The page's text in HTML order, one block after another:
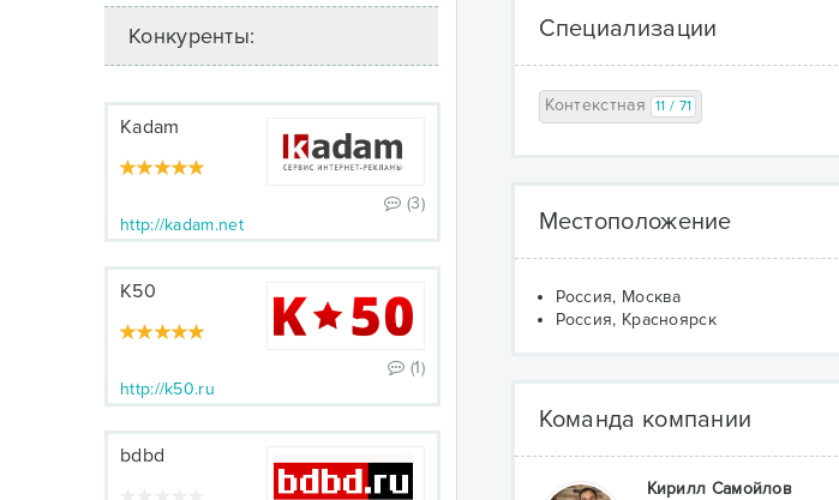
Конкуренты:
Kadam
(3)
http://kadam.net
К50
(1)
http://k50.ru
bdbd
Специализации
Контекстная 11 / 71
Местоположение
Россия, Москва
Россия, Красноярск
Команда компании
Кирилл Самойлов